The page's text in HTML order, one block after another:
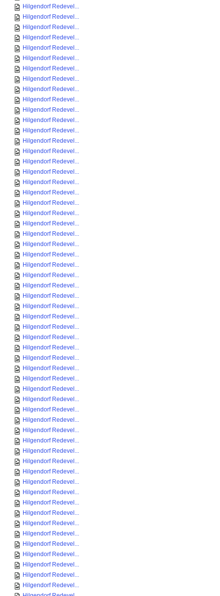
Hilgendorf Redevel...
Hilgendorf Redevel...
Hilgendorf Redevel...
Hilgendorf Redevel...
Hilgendorf Redevel...
Hilgendorf Redevel...
Hilgendorf Redevel...
Hilgendorf Redevel...
Hilgendorf Redevel...
Hilgendorf Redevel...
Hilgendorf Redevel...
Hilgendorf Redevel...
Hilgendorf Redevel...
Hilgendorf Redevel...
Hilgendorf Redevel...
Hilgendorf Redevel...
Hilgendorf Redevel...
Hilgendorf Redevel...
Hilgendorf Redevel...
Hilgendorf Redevel...
Hilgendorf Redevel...
Hilgendorf Redevel...
Hilgendorf Redevel...
Hilgendorf Redevel...
Hilgendorf Redevel...
Hilgendorf Redevel...
Hilgendorf Redevel...
Hilgendorf Redevel...
Hilgendorf Redevel...
Hilgendorf Redevel...
Hilgendorf Redevel...
Hilgendorf Redevel...
Hilgendorf Redevel...
Hilgendorf Redevel...
Hilgendorf Redevel...
Hilgendorf Redevel...
Hilgendorf Redevel...
Hilgendorf Redevel...
Hilgendorf Redevel...
Hilgendorf Redevel...
Hilgendorf Redevel...
Hilgendorf Redevel...
Hilgendorf Redevel...
Hilgendorf Redevel...
Hilgendorf Redevel...
Hilgendorf Redevel...
Hilgendorf Redevel...
Hilgendorf Redevel...
Hilgendorf Redevel...
Hilgendorf Redevel...
Hilgendorf Redevel...
Hilgendorf Redevel...
Hilgendorf Redevel...
Hilgendorf Redevel...
Hilgendorf Redevel...
Hilgendorf Redevel...
Hilgendorf Redevel...